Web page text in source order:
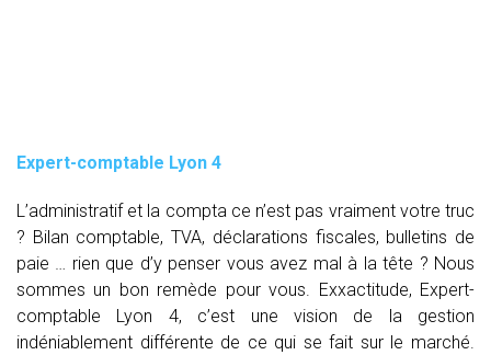
Expert-comptable Lyon 4
L’administratif et la compta ce n’est pas vraiment votre truc
? Bilan comptable, TVA, déclarations fiscales, bulletins de
paie … rien que d’y penser vous avez mal à la tête ? Nous
sommes un bon remède pour vous. Exxactitude, Expert-
comptable Lyon 4, c’est une vision de la gestion
indéniablement différente de ce qui se fait sur le marché.